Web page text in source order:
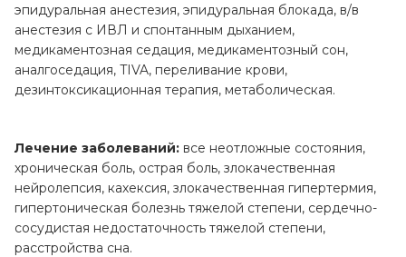
эпидуральная анестезия, эпидуральная блокада, в/в
анестезия с ИВЛ и спонтанным дыханием,
медикаментозная седация, медикаментозный сон,
аналгоседация, TIVA, переливание крови,
дезинтоксикационная терапия, метаболическая.
Лечение заболеваний: все неотложные состояния,
хроническая боль, острая боль, злокачественная
нейролепсия, кахексия, злокачественная гипертермия,
гипертоническая болезнь тяжелой степени, сердечно-
сосудистая недостаточность тяжелой степени,
расстройства сна.